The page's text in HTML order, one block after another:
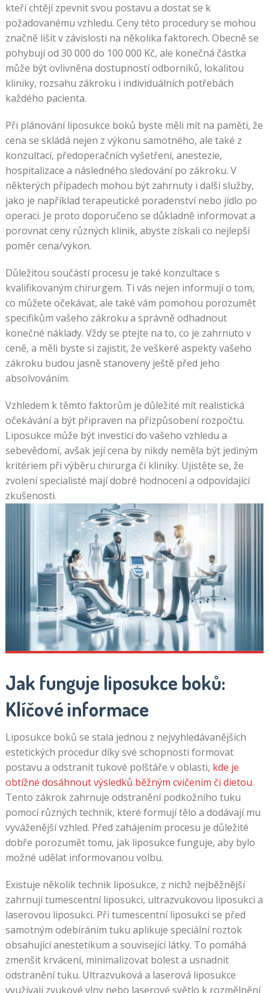
Casino
Registrace
Bonus
Dobrá
podpora
je
opravdu
důležitá,
my
hráči
očekáváme
tým
podpory,
který
nás
rychle
podporuje
a
náš
problém
v
krátkém
časovém
rámci,
takže
se
vrátit
k
hraní
slotů
Ceske Hraci
Automaty
Zdarma
Pokud
bonusem
ztratíte
více,
to
je,
když
se
můžete
rozhodnout,
bonus
požadovat
Hráči
seděli
přikrčení
nad
herním
plánem
v
ulicích,
aby
se
do
akce
Online
kasino
kteří chtějí zpevnit svou postavu a dostat se k
požadovanému vzhledu. Ceny této procedury se mohou
značně lišit v závislosti na několika faktorech. Obecně se
pohybují od 30 000 do 100 000 Kč, ale konečná částka
může být ovlivněna dostupností odborníků, lokalitou
kliniky, rozsahu zákroku i individuálních potřebách
každého pacienta.
Při plánování liposukce boků byste měli mít na paměti, že
cena se skládá nejen z výkonu samotného, ale také z
konzultací, předoperačních vyšetření, anestezie,
hospitalizace a následného sledování po zákroku. V
některých případech mohou být zahrnuty i další služby,
jako je například terapeutické poradenství nebo jídlo po
operaci. Je proto doporučeno se důkladně informovat a
porovnat ceny různých klinik, abyste získali co nejlepší
poměr cena/výkon.
Důležitou součástí procesu je také konzultace s
kvalifikovaným chirurgem. Ti vás nejen informují o tom,
co můžete očekávat, ale také vám pomohou porozumět
specifikům vašeho zákroku a správně odhadnout
konečné náklady. Vždy se ptejte na to, co je zahrnuto v
ceně, a měli byste si zajistit, že veškeré aspekty vašeho
zákroku budou jasně stanoveny ještě před jeho
absolvováním.
Vzhledem k těmto faktorům je důležité mít realistická
očekávání a být připraven na přizpůsobení rozpočtu.
Liposukce může být investicí do vašeho vzhledu a
sebevědomí, avšak její cena by nikdy neměla být jediným
kritériem při výběru chirurga či kliniky. Ujistěte se, že
zvolení specialisté mají dobré hodnocení a odpovídající
zkušenosti.
Jak funguje liposukce boků:
Klíčové informace
Liposukce boků se stala jednou z nejvyhledávanějších
estetických procedur díky své schopnosti formovat
postavu a odstranit tukové polštáře v oblasti, kde je
obtížné dosáhnout výsledků běžným cvičením či dietou.
Tento zákrok zahrnuje odstranění podkožního tuku
pomocí různých technik, které formují tělo a dodávají mu
vyváženější vzhled. Před zahájením procesu je důležité
dobře porozumět tomu, jak liposukce funguje, aby bylo
možné udělat informovanou volbu.
Existuje několik technik liposukce, z nichž nejběžnější
zahrnují tumescentní liposukci, ultrazvukovou liposukci a
laserovou liposukci. Při tumescentní liposukci se před
samotným odebíráním tuku aplikuje speciální roztok
obsahující anestetikum a související látky. To pomáhá
zmenšit krvácení, minimalizovat bolest a usnadnit
odstranění tuku. Ultrazvuková a laserová liposukce
využívají zvukové vlny nebo laserové světlo k rozmělnění